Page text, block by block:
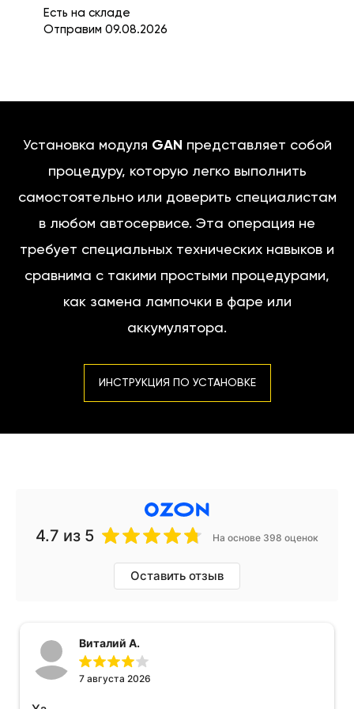
Есть на складе
Отправим 09.08.2026
Установка модуля GAN представляет собой
процедуру, которую легко выполнить
самостоятельно или доверить специалистам
в любом автосервисе. Эта операция не
требует специальных технических навыков и
сравнима с такими простыми процедурами,
как замена лампочки в фаре или
аккумулятора.
ИНСТРУКЦИЯ ПО УСТАНОВКЕ
4.7 из 5 На основе 398 оценок
Оставить отзыв
Виталий А.
7 августа 2026